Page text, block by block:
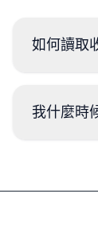
如何讀取
上的標籤讀
我什麼時